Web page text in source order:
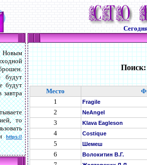
Новым
будут
будут
завтра
то
https://
Место
1
Fragile
2 NeAngel
3 Klava Eagleson
4 Costique
5 Шемеш
6 Волокитин В.Г.